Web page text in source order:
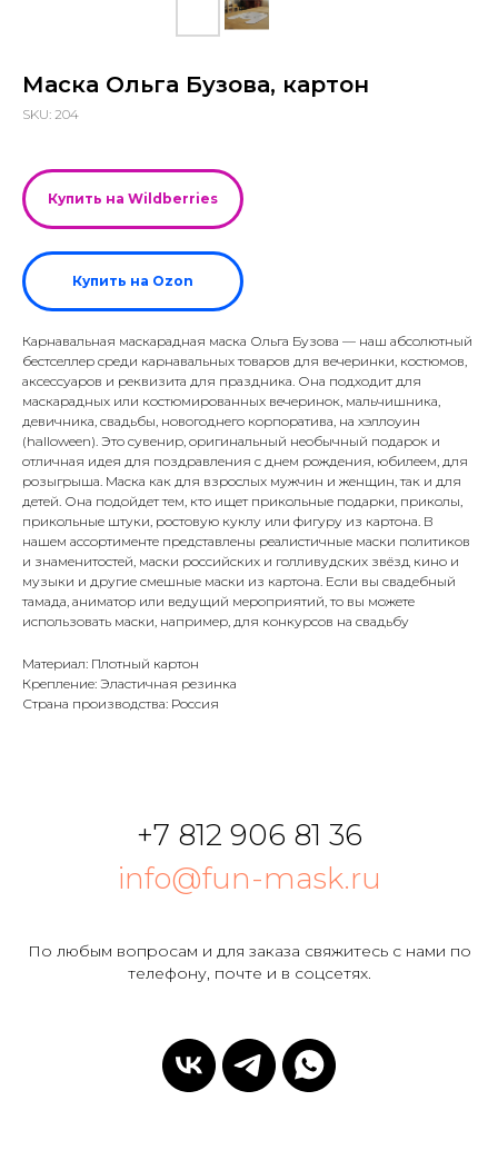
Маска Ольга Бузова, картон
SKU: 204
Купить на Wildberries
Купить на Ozon
Карнавальная маскарадная маска Ольга Бузова — наш абсолютный
бестселлер среди карнавальных товаров для вечеринки, костюмов,
аксессуаров и реквизита для праздника. Она подходит для
маскарадных или костюмированных вечеринок, мальчишника,
девичника, свадьбы, новогоднего корпоратива, на хэллоуин
(halloween). Это сувенир, оригинальный необычный подарок и
отличная идея для поздравления с днем рождения, юбилеем, для
розыгрыша. Маска как для взрослых мужчин и женщин, так и для
детей. Она подойдет тем, кто ищет прикольные подарки, приколы,
прикольные штуки, ростовую куклу или фигуру из картона. В
нашем ассортименте представлены реалистичные маски политиков
и знаменитостей, маски российских и голливудских звёзд кино и
музыки и другие смешные маски из картона. Если вы свадебный
тамада, аниматор или ведущий мероприятий, то вы можете
использовать маски, например, для конкурсов на свадьбу
Материал: Плотный картон
Крепление: Эластичная резинка
Страна производства: Россия
+7 812 906 81 36
info@fun-mask.ru
По любым вопросам и для заказа свяжитесь с нами по
телефону, почте и в соцсетях.